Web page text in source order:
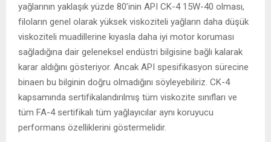
yağlarının yaklaşık yüzde 80’inin API CK-4 15W-40 olması,
filoların genel olarak yüksek viskoziteli yağların daha düşük
viskoziteli muadillerine kıyasla daha iyi motor koruması
sağladığına dair geleneksel endüstri bilgisine bağlı kalarak
karar aldığını gösteriyor. Ancak API spesifikasyon sürecine
binaen bu bilginin doğru olmadığını söyleyebiliriz. CK-4
kapsamında sertifikalandırılmış tüm viskozite sınıfları ve
tüm FA-4 sertifikalı tüm yağlayıcılar aynı koruyucu
performans özelliklerini göstermelidir.